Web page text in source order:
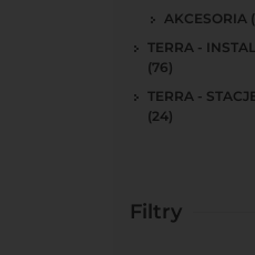
AKCESORIA
TERRA -
(76)
TERRA -
(24)
Filtry